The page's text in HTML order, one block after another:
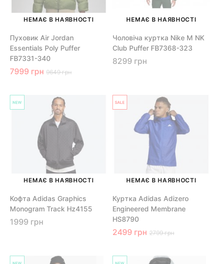
НЕМАЄ В НАЯВНОСТІ
Пуховик Air Jordan
Essentials Poly Puffer
FB7331-340
7999 грн 9649 грн
НЕМАЄ В НАЯВНОСТІ
Чоловіча куртка Nike M NK
Club Puffer FB7368-323
8299 грн
НЕМАЄ В НАЯВНОСТІ
Кофта Adidas Graphics
Monogram Track Hz4155
1999 грн
НЕМАЄ В НАЯВНОСТІ
Куртка Adidas Adizero
Engineered Membrane
HS8790
2499 грн 2799 грн